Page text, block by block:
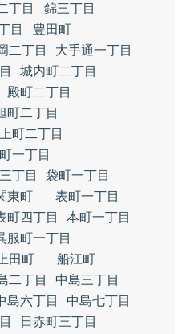
丁目
錦三丁目
目
豊田町
二丁目
大手通一丁目
城内町二丁目
殿町二丁目
町二丁目
町二丁目
一丁目
丁目
袋町一丁目
東町
表町一丁目
町四丁目
本町一丁目
服町一丁目
上田町
船江町
二丁目
中島三丁目
島六丁目
中島七丁目
日赤町三丁目